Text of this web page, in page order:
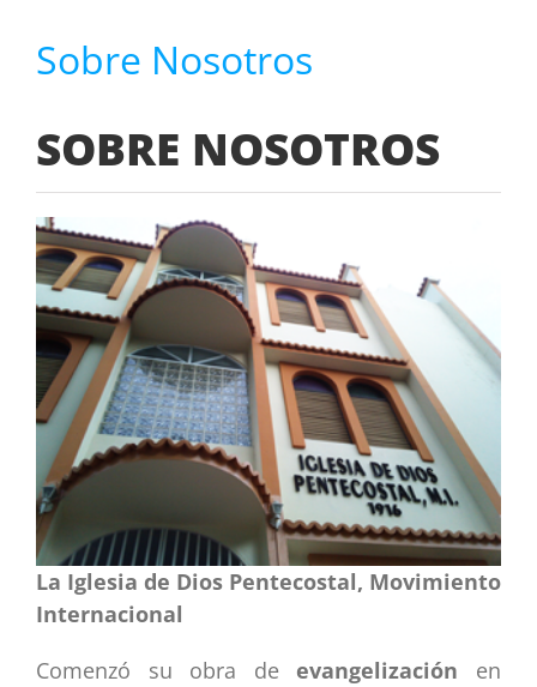
Sobre Nosotros
SOBRE NOSOTROS
La Iglesia de Dios Pentecostal, Movimiento
Internacional
Comenzó su obra de evangelización en